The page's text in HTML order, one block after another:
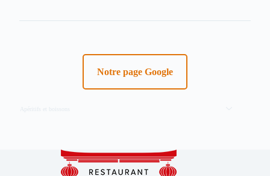
Notre page Google
Apéritifs et boissons